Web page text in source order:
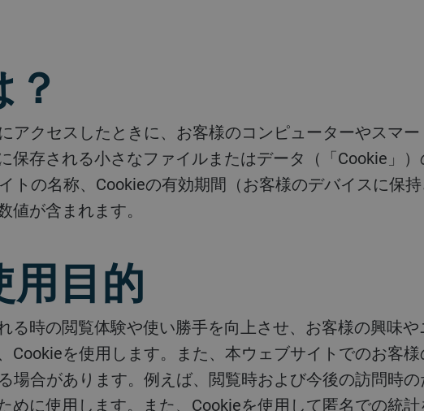
存される小さなファイルまたはデータ（「Cookie」）
トの名称、Cookieの有効期間（お客様のデバイスに保持
が含まれます。
目的
Cookieを使用します。また、本ウェブサイトでのお客
場合があります。例えば、閲覧時および今後の訪問時
めに使用します。また、Cookieを使用して匿名での統